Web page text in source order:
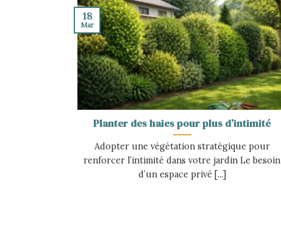
Planter des haies pour plus d’intimité
Adopter une végétation stratégique pour
renforcer l’intimité dans votre jardin Le besoin
d’un espace privé [...]
18
Mar